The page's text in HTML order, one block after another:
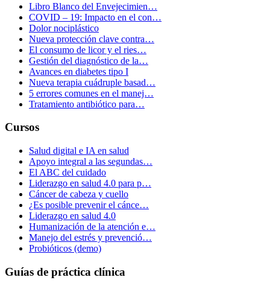
Libro Blanco del Envejecimien…
COVID – 19: Impacto en el con…
Dolor nociplástico
Nueva protección clave contra…
El consumo de licor y el ries…
Gestión del diagnóstico de la…
Avances en diabetes tipo I
Nueva terapia cuádruple basad…
5 errores comunes en el manej…
Tratamiento antibiótico para…
Cursos
Salud digital e IA en salud
Apoyo integral a las segundas…
El ABC del cuidado
Liderazgo en salud 4.0 para p…
Cáncer de cabeza y cuello
¿Es posible prevenir el cánce…
Liderazgo en salud 4.0
Humanización de la atención e…
Manejo del estrés y prevenció…
Probióticos (demo)
Guías de práctica clínica